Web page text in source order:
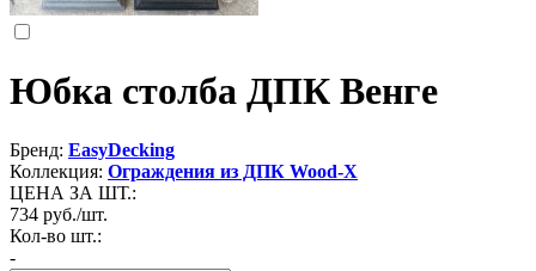
Юбка столба ДПК Венге
Бренд: EasyDecking
Коллекция: Ограждения из ДПК Wood-X
ЦЕНА ЗА ШТ.:
734 руб./шт.
Кол-во шт.:
-